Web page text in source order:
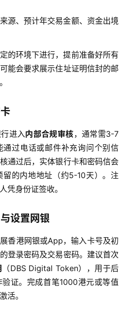
源、预计年交易金额、资金出境
的环境下进行，提前准备好所有
能会要求展示住址证明信封的邮
进入内部合规审核，通常需3-7
过电话或邮件补充询问个别信
通过后，实体银行卡和密码信会
留的内地地址（约5-10天）。注
凭身份证签收。
设置网银
香港网银或App，输入卡号及初
登录密码及交易密码。建议首次
（DBS Digital Token），用于后
证。完成首笔1000港元或等值
活。